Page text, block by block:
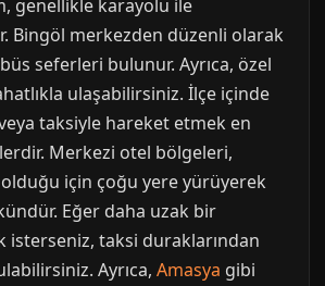
genellikle karayolu ile
Bingöl merkezden düzenli olarak
seferleri bulunur. Ayrıca, özel
ulaşabilirsiniz. İlçe içinde
taksiyle hareket etmek en
Merkezi otel bölgeleri,
için çoğu yere yürüyerek
Eğer daha uzak bir
isterseniz, taksi duraklarından
Ayrıca, Amasya gibi